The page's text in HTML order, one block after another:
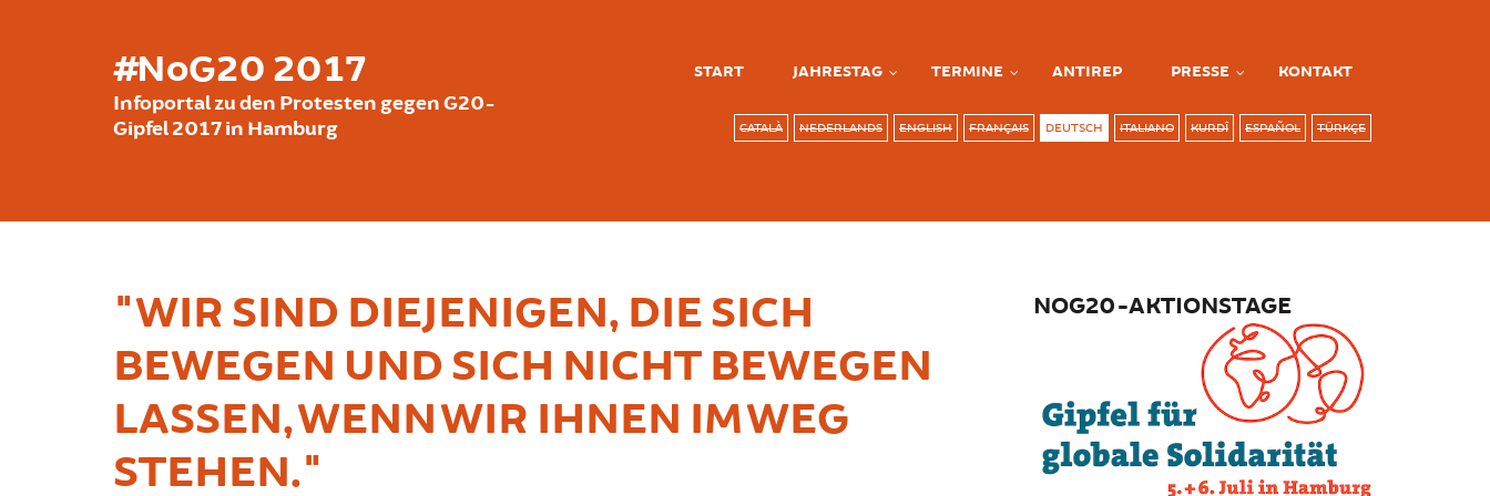
#NoG20 2017
Infoportal zu den Protesten gegen G20-
Gipfel 2017 in Hamburg
START JAHRESTAG TERMINE ANTIREP PRESSE KONTAKT
CATALÀ NEDERLANDS ENGLISH FRANÇAIS DEUTSCH ITALIANO KURDÎ ESPAÑOL TÜRKÇE
"WIR SIND DIEJENIGEN, DIE SICH
BEWEGEN UND SICH NICHT BEWEGEN
LASSEN, WENN WIR IHNEN IM WEG
STEHEN."
NOG20-AKTIONSTAGE